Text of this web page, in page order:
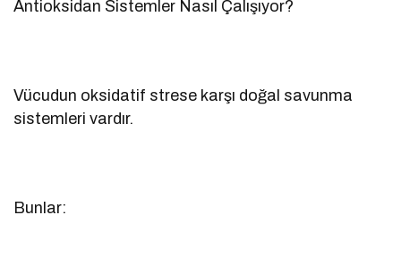
Antioksidan Sistemler Nasıl Çalışıyor?
Vücudun oksidatif strese karşı doğal savunma
sistemleri vardır.
Bunlar: